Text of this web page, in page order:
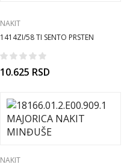
NAKIT
1414ZI/58 TI SENTO PRSTEN
10.625 RSD
NAKIT